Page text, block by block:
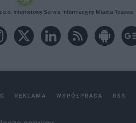
o.o. Internetowy Serwis Informacyjny Miasta Tczewa
REKLAMA WSPÓŁPRACA RSS